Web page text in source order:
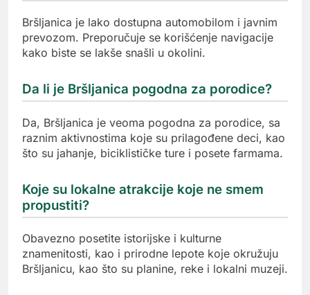
Bršljanica je lako dostupna automobilom i javnim
prevozom. Preporučuje se korišćenje navigacije
kako biste se lakše snašli u okolini.
Da li je Bršljanica pogodna za porodice?
Da, Bršljanica je veoma pogodna za porodice, sa
raznim aktivnostima koje su prilagođene deci, kao
što su jahanje, biciklističke ture i posete farmama.
Koje su lokalne atrakcije koje ne smem
propustiti?
Obavezno posetite istorijske i kulturne
znamenitosti, kao i prirodne lepote koje okružuju
Bršljanicu, kao što su planine, reke i lokalni muzeji.